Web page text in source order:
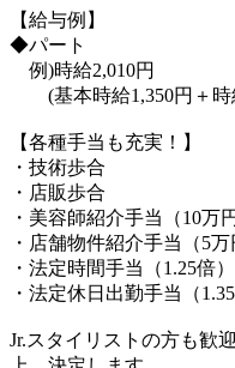
【給与例】
◆パート
例)時給2,010円
(基本時給1,350円＋時
【各種手当も充実！】
・技術歩合
・店販歩合
・美容師紹介手当（10万円
・店舗物件紹介手当（5万
・法定時間手当（1.25倍）
・法定休日出勤手当（1.35
Jr.スタイリストの方も歓